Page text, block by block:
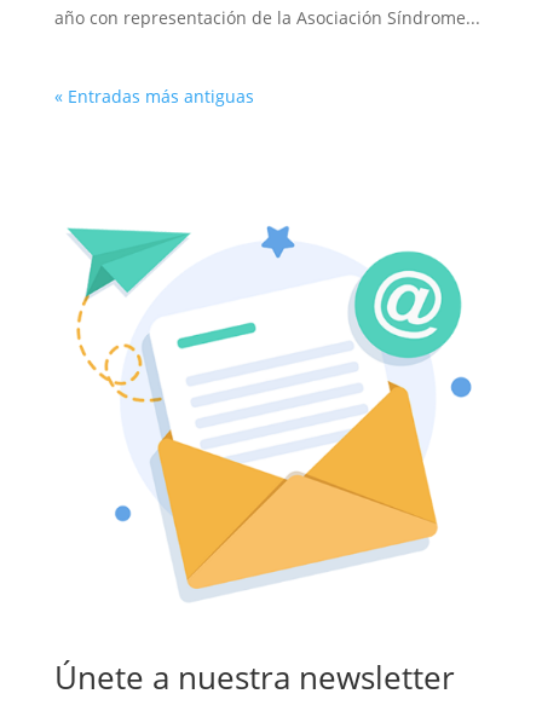
año con representación de la Asociación Síndrome...
« Entradas más antiguas
Únete a nuestra newsletter